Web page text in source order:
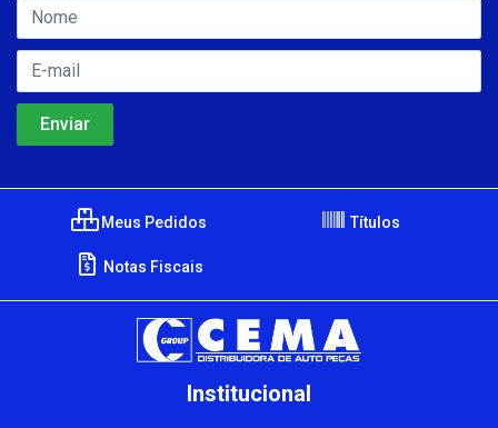
Meus Pedidos Títulos
Notas Fiscais
Institucional